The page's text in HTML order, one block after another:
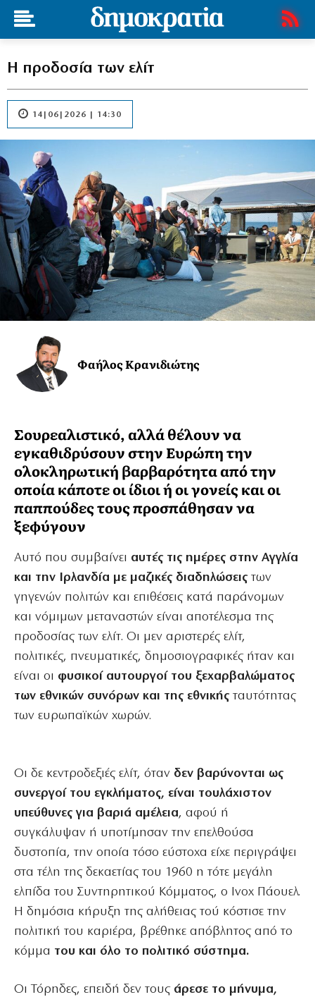
Η προδοσία των ελίτ
14|06|2026 | 14:30
Φαήλος Κρανιδιώτης
Σουρεαλιστικό, αλλά θέλουν να
εγκαθιδρύσουν στην Ευρώπη την
ολοκληρωτική βαρβαρότητα από την
οποία κάποτε οι ίδιοι ή οι γονείς και οι
παππούδες τους προσπάθησαν να
ξεφύγουν
Αυτό που συμβαίνει αυτές τις ημέρες στην Αγγλία
και την Ιρλανδία με μαζικές διαδηλώσεις των
γηγενών πολιτών και επιθέσεις κατά παράνομων
και νόμιμων μεταναστών είναι αποτέλεσμα της
προδοσίας των ελίτ. Οι μεν αριστερές ελίτ,
πολιτικές, πνευματικές, δημοσιογραφικές ήταν και
είναι οι φυσικοί αυτουργοί του ξεχαρβαλώματος
των εθνικών συνόρων και της εθνικής ταυτότητας
των ευρωπαϊκών χωρών.
Οι δε κεντροδεξιές ελίτ, όταν δεν βαρύνονται ως
συνεργοί του εγκλήματος, είναι τουλάχιστον
υπεύθυνες για βαριά αμέλεια, αφού ή
συγκάλυψαν ή υποτίμησαν την επελθούσα
δυστοπία, την οποία τόσο εύστοχα είχε περιγράψει
στα τέλη της δεκαετίας του 1960 η τότε μεγάλη
ελπίδα του Συντηρητικού Κόμματος, ο Ινοχ Πάουελ.
Η δημόσια κήρυξη της αλήθειας τού κόστισε την
πολιτική του καριέρα, βρέθηκε απόβλητος από το
κόμμα του και όλο το πολιτικό σύστημα.
Οι Τόρηδες, επειδή δεν τουςάρεσε το μήνυμα,